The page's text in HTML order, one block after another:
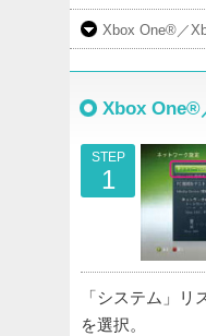
Xbox One®／
Xbox One®
STEP
1
「システム」リ
を選択。